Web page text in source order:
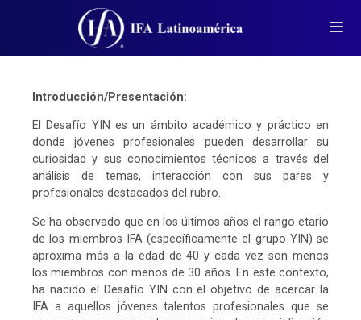
Introducción/Presentación:
El Desafío YIN es un ámbito académico y práctico en
donde jóvenes profesionales pueden desarrollar su
curiosidad y sus conocimientos técnicos a través del
análisis de temas, interacción con sus pares y
profesionales destacados del rubro.
Se ha observado que en los últimos años el rango etario
de los miembros IFA (específicamente el grupo YIN) se
aproxima más a la edad de 40 y cada vez son menos
los miembros con menos de 30 años. En este contexto,
ha nacido el Desafío YIN con el objetivo de acercar la
IFA a aquellos jóvenes talentos profesionales que se